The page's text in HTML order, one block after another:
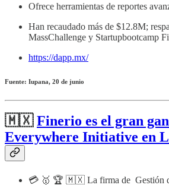
Ofrece herramientas de reportes
Han recaudado más de $12.8M;
MassChallenge y Startupbootcamp
https://dapp.mx/
Fuente: Iupana, 20 de junio
🇲🇽Finerio es el gran
Everywhere Initiative en
💳 🥇 🏆 🇲🇽 La firma de Gestión